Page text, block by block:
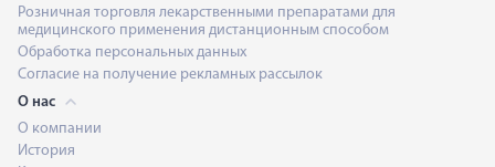
Розничная торговля лекарственными препаратами для
медицинского применения дистанционным способом
Обработка персональных данных
Согласие на получение рекламных рассылок
О нас
О компании
История